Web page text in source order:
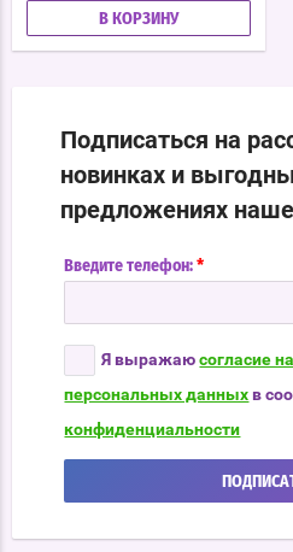
В КОРЗИНУ
Подписаться на
новинках и
предложениях
Введите телефон:*
Я выражаюсогласие
персональных данных в
конфиденциальности